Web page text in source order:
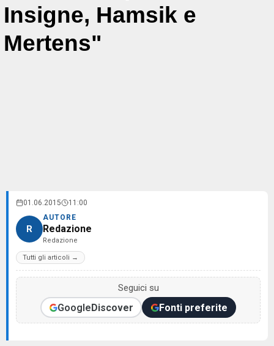
Insigne, Hamsik e
Mertens"
01.06.2015 11:00
R
AUTORE
Redazione
Redazione
Tutti gli articoli →
Seguici su
GoogleDiscover Fonti preferite